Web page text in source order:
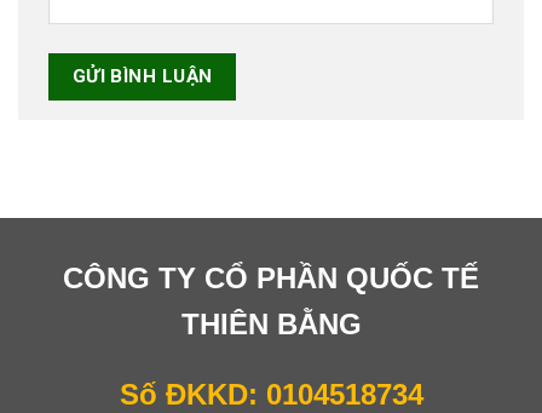
CÔNG TY CỔ PHẦN QUỐC TẾ
THIÊN BẰNG
Số ĐKKD: 0104518734